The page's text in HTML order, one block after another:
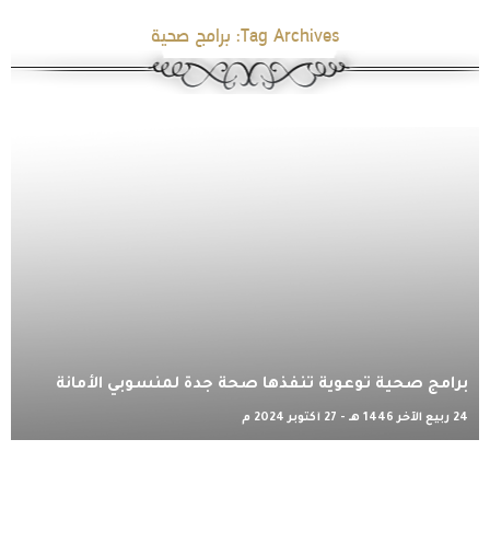
Tag Archives: برامج صحية
برامج صحية توعوية تنفذها صحة جدة لمنسوبي الأمانة
24 ربيع الآخر 1446 هـ - 27 أكتوبر 2024 م